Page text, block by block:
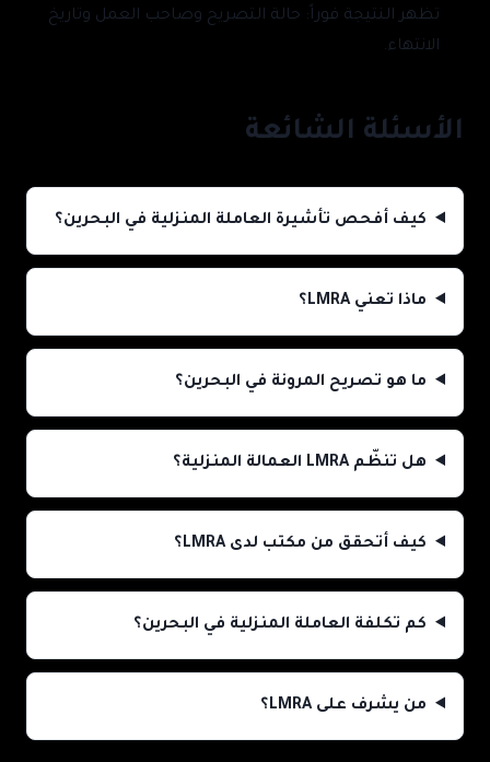
تظهر النتيجة فوراً: حالة التصريح وصاحب العمل وتاريخ
الانتهاء.
الأسئلة الشائعة
كيف أفحص تأشيرة العاملة المنزلية في البحرين؟
ماذا تعني LMRA؟
ما هو تصريح المرونة في البحرين؟
هل تنظّم LMRA العمالة المنزلية؟
كيف أتحقق من مكتب لدى LMRA؟
كم تكلفة العاملة المنزلية في البحرين؟
من يشرف على LMRA؟